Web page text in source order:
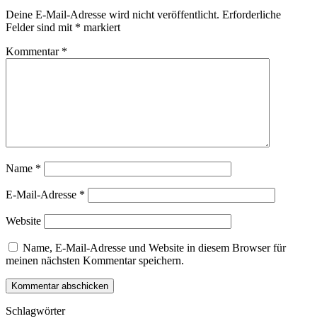
Deine E-Mail-Adresse wird nicht veröffentlicht. Erforderliche
Felder sind mit * markiert
Kommentar *
Name *
E-Mail-Adresse *
Website
Name, E-Mail-Adresse und Website in diesem Browser für
meinen nächsten Kommentar speichern.
Schlagwörter